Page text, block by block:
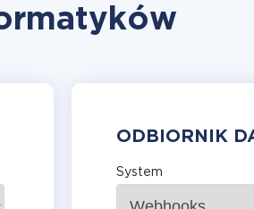
ODBIORNIK
System